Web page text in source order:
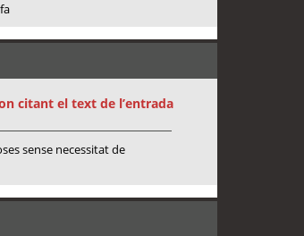
citant el text de l’entrada
sense necessitat de